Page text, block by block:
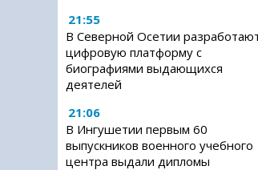
21:55
В Северной Осетии
цифровую платформу с
биографиями выдающихся
деятелей
21:06
В Ингушетии первым 60
выпускников военного учебного
центра выдали дипломы